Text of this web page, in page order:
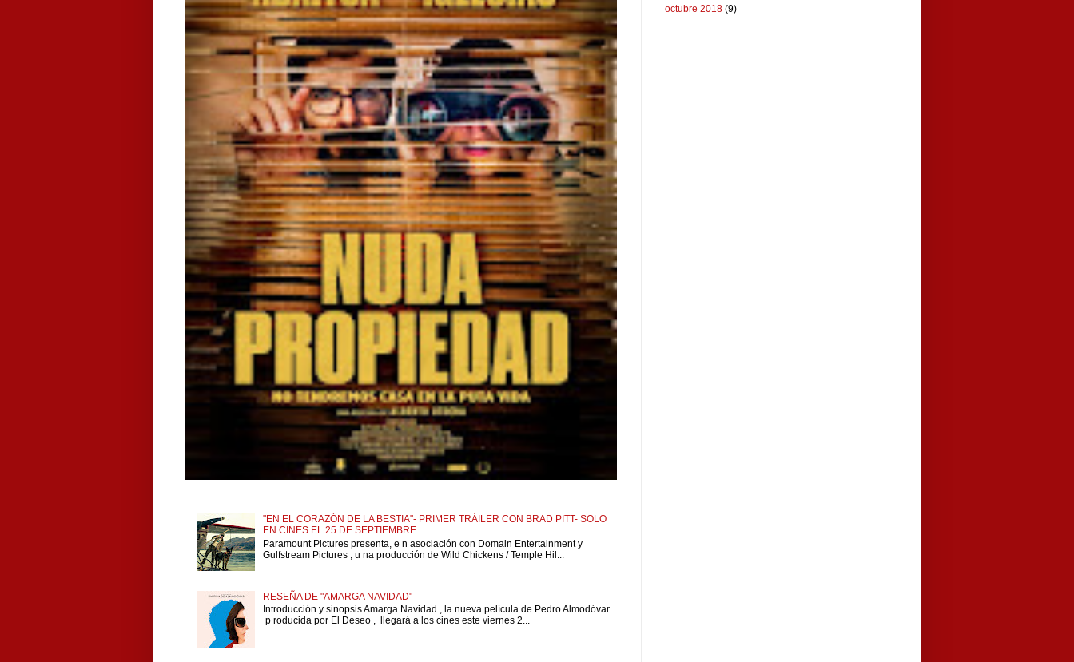
"EN EL CORAZÓN DE LA BESTIA"- PRIMER TRÁILER CON BRAD PITT- SOLO
EN CINES EL 25 DE SEPTIEMBRE
Paramount Pictures presenta, e n asociación con Domain Entertainment y
Gulfstream Pictures , u na producción de Wild Chickens / Temple Hil...
RESEÑA DE "AMARGA NAVIDAD"
Introducción y sinopsis Amarga Navidad , la nueva película de Pedro Almodóvar
p roducida por El Deseo , llegará a los cines este viernes 2...
octubre 2018 (9)